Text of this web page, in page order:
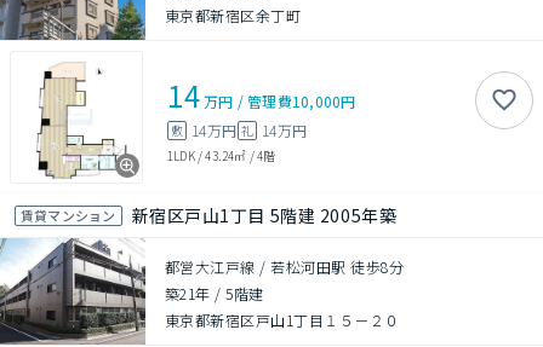
東京都新宿区余丁町
14万円 /管理費10,000円
敷 14万円 礼 14万円
1LDK/43.24㎡ /4階
賃貸マンション 新宿区戸山1丁目 5階建 2005年築
都営大江戸線 / 若松河田駅 徒歩8分
築21年 /5階建
東京都新宿区戸山1丁目１５－２０